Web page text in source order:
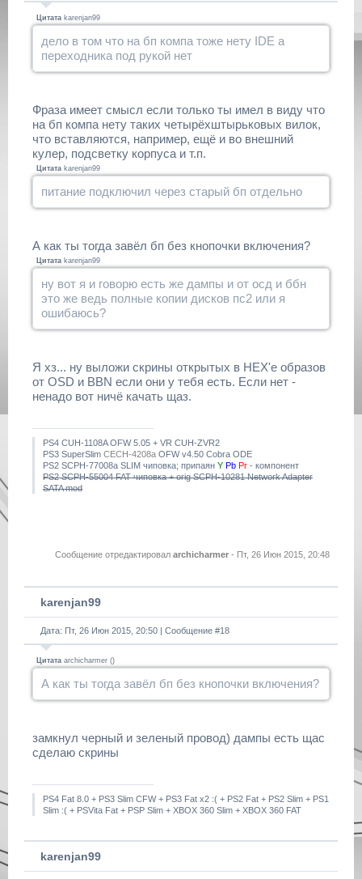
Цитата karenjan99
дело в том что на бп компа тоже нету IDE а
переходника под рукой нет
Фраза имеет смысл если только ты имел в виду что
на бп компа нету таких четырёхштырьковых вилок,
что вставляются, например, ещё и во внешний
кулер, подсветку корпуса и т.п.
Цитата karenjan99
питание подключил через старый бп отдельно
А как ты тогда завёл бп без кнопочки включения?
Цитата karenjan99
ну вот я и говорю есть же дампы и от осд и ббн
это же ведь полные копии дисков пс2 или я
ошибаюсь?
Я хз... ну выложи скрины открытых в HEX'е образов
от OSD и BBN если они у тебя есть. Если нет -
ненадо вот ничё качать щаз.
PS4 CUH-1108A OFW 5.05 + VR CUH-ZVR2
PS3 SuperSlim CECH-4208a OFW v4.50 Cobra ODE
PS2 SCPH-77008a SLIM чиповка; припаян Y Pb Pr - компонент
PS2 SCPH-55004 FAT чиповка + orig SCPH-10281 Network Adapter
SATA mod
Сообщение отредактировал archicharmer - Пт, 26 Июн 2015, 20:48
karenjan99
Дата: Пт, 26 Июн 2015, 20:50 | Сообщение #18
Цитата archicharmer ()
А как ты тогда завёл бп без кнопочки включения?
замкнул черный и зеленый провод) дампы есть щас
сделаю скрины
PS4 Fat 8.0 + PS3 Slim CFW + PS3 Fat x2 :( + PS2 Fat + PS2 Slim + PS1
Slim :( + PSVita Fat + PSP Slim + XBOX 360 Slim + XBOX 360 FAT
karenjan99